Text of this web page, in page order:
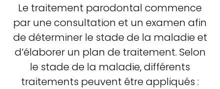
Le traitement parodontal commence
par une consultation et un examen afin
de déterminer le stade de la maladie et
d’élaborer un plan de traitement. Selon
le stade de la maladie, différents
traitements peuvent être appliqués :